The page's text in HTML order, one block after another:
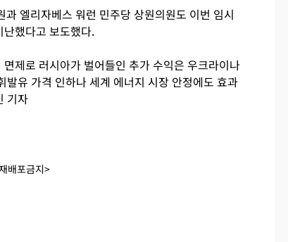
엘리자베스 워런 민주당 상원의원도 이번 임시
했다고 보도했다.
제로 러시아가 벌어들인 추가 수익은 우크라이나
유 가격 인하나 세계 에너지 시장 안정에도 효과
기자
배포금지>